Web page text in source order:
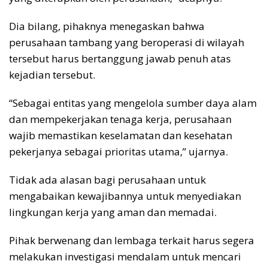
Dia bilang, pihaknya menegaskan bahwa
perusahaan tambang yang beroperasi di wilayah
tersebut harus bertanggung jawab penuh atas
kejadian tersebut.
“Sebagai entitas yang mengelola sumber daya alam
dan mempekerjakan tenaga kerja, perusahaan
wajib memastikan keselamatan dan kesehatan
pekerjanya sebagai prioritas utama,” ujarnya.
Tidak ada alasan bagi perusahaan untuk
mengabaikan kewajibannya untuk menyediakan
lingkungan kerja yang aman dan memadai.
Pihak berwenang dan lembaga terkait harus segera
melakukan investigasi mendalam untuk mencari